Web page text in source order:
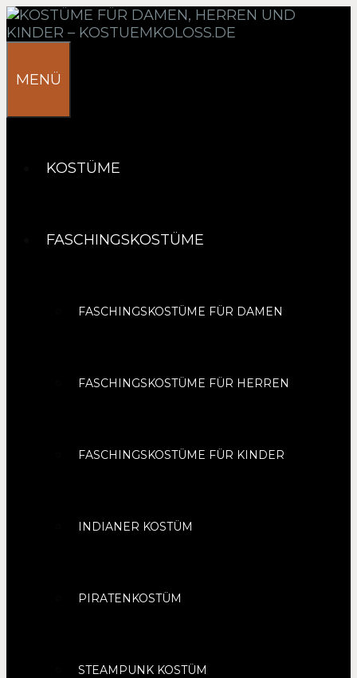
Springe
zum
MENÜ
KOSTÜME
FASCHINGSKOSTÜME
FASCHINGSKOSTÜME FÜR DAMEN
FASCHINGSKOSTÜME FÜR HERREN
FASCHINGSKOSTÜME FÜR KINDER
INDIANER KOSTÜM
PIRATENKOSTÜM
STEAMPUNK KOSTÜM